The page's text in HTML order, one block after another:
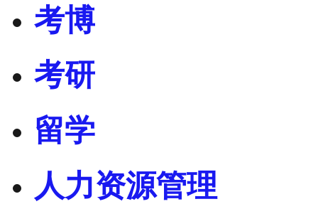
考博
考研
留学
人力资源管理